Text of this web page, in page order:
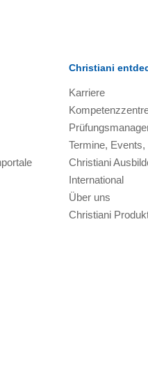
Christiani
Karriere
Termine,
Christiani
International
Über uns
Christiani